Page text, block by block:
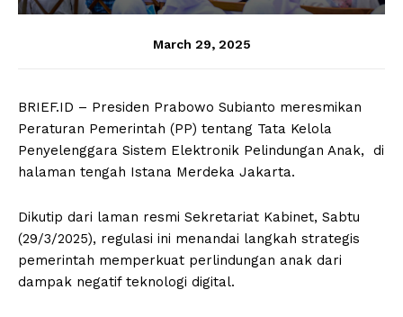
March 29, 2025
BRIEF.ID – Presiden Prabowo Subianto meresmikan
Peraturan Pemerintah (PP) tentang Tata Kelola
Penyelenggara Sistem Elektronik Pelindungan Anak, di
halaman tengah Istana Merdeka Jakarta.
Dikutip dari laman resmi Sekretariat Kabinet, Sabtu
(29/3/2025), regulasi ini menandai langkah strategis
pemerintah memperkuat perlindungan anak dari
dampak negatif teknologi digital.